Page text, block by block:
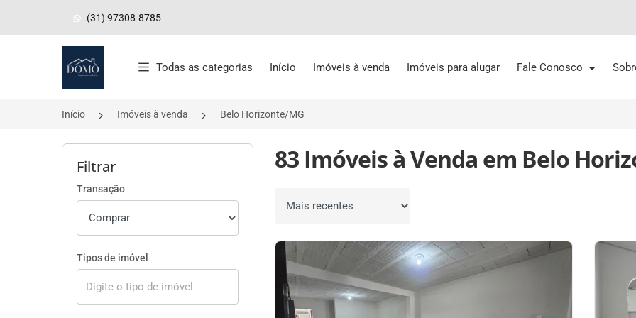
(31) 97308-8785
Página inicial
Todas as categorias Início Imóveis à venda Imóveis para alugar Fale Conosco
Início Imóveis à venda Belo Horizonte/MG
Filtrar
Transação
Tipos de imóvel
83 Imóveis à Venda em Belo
Ordenar por